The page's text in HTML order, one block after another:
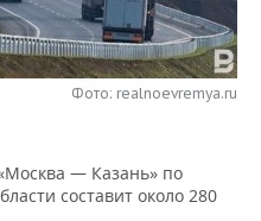
Фото: realnoevremya.ru
— Казань» по
составит около 280